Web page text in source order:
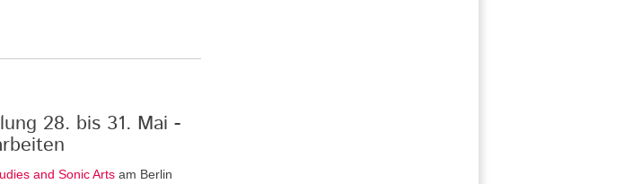
28. bis 31. Mai -
and Sonic Arts am Berlin